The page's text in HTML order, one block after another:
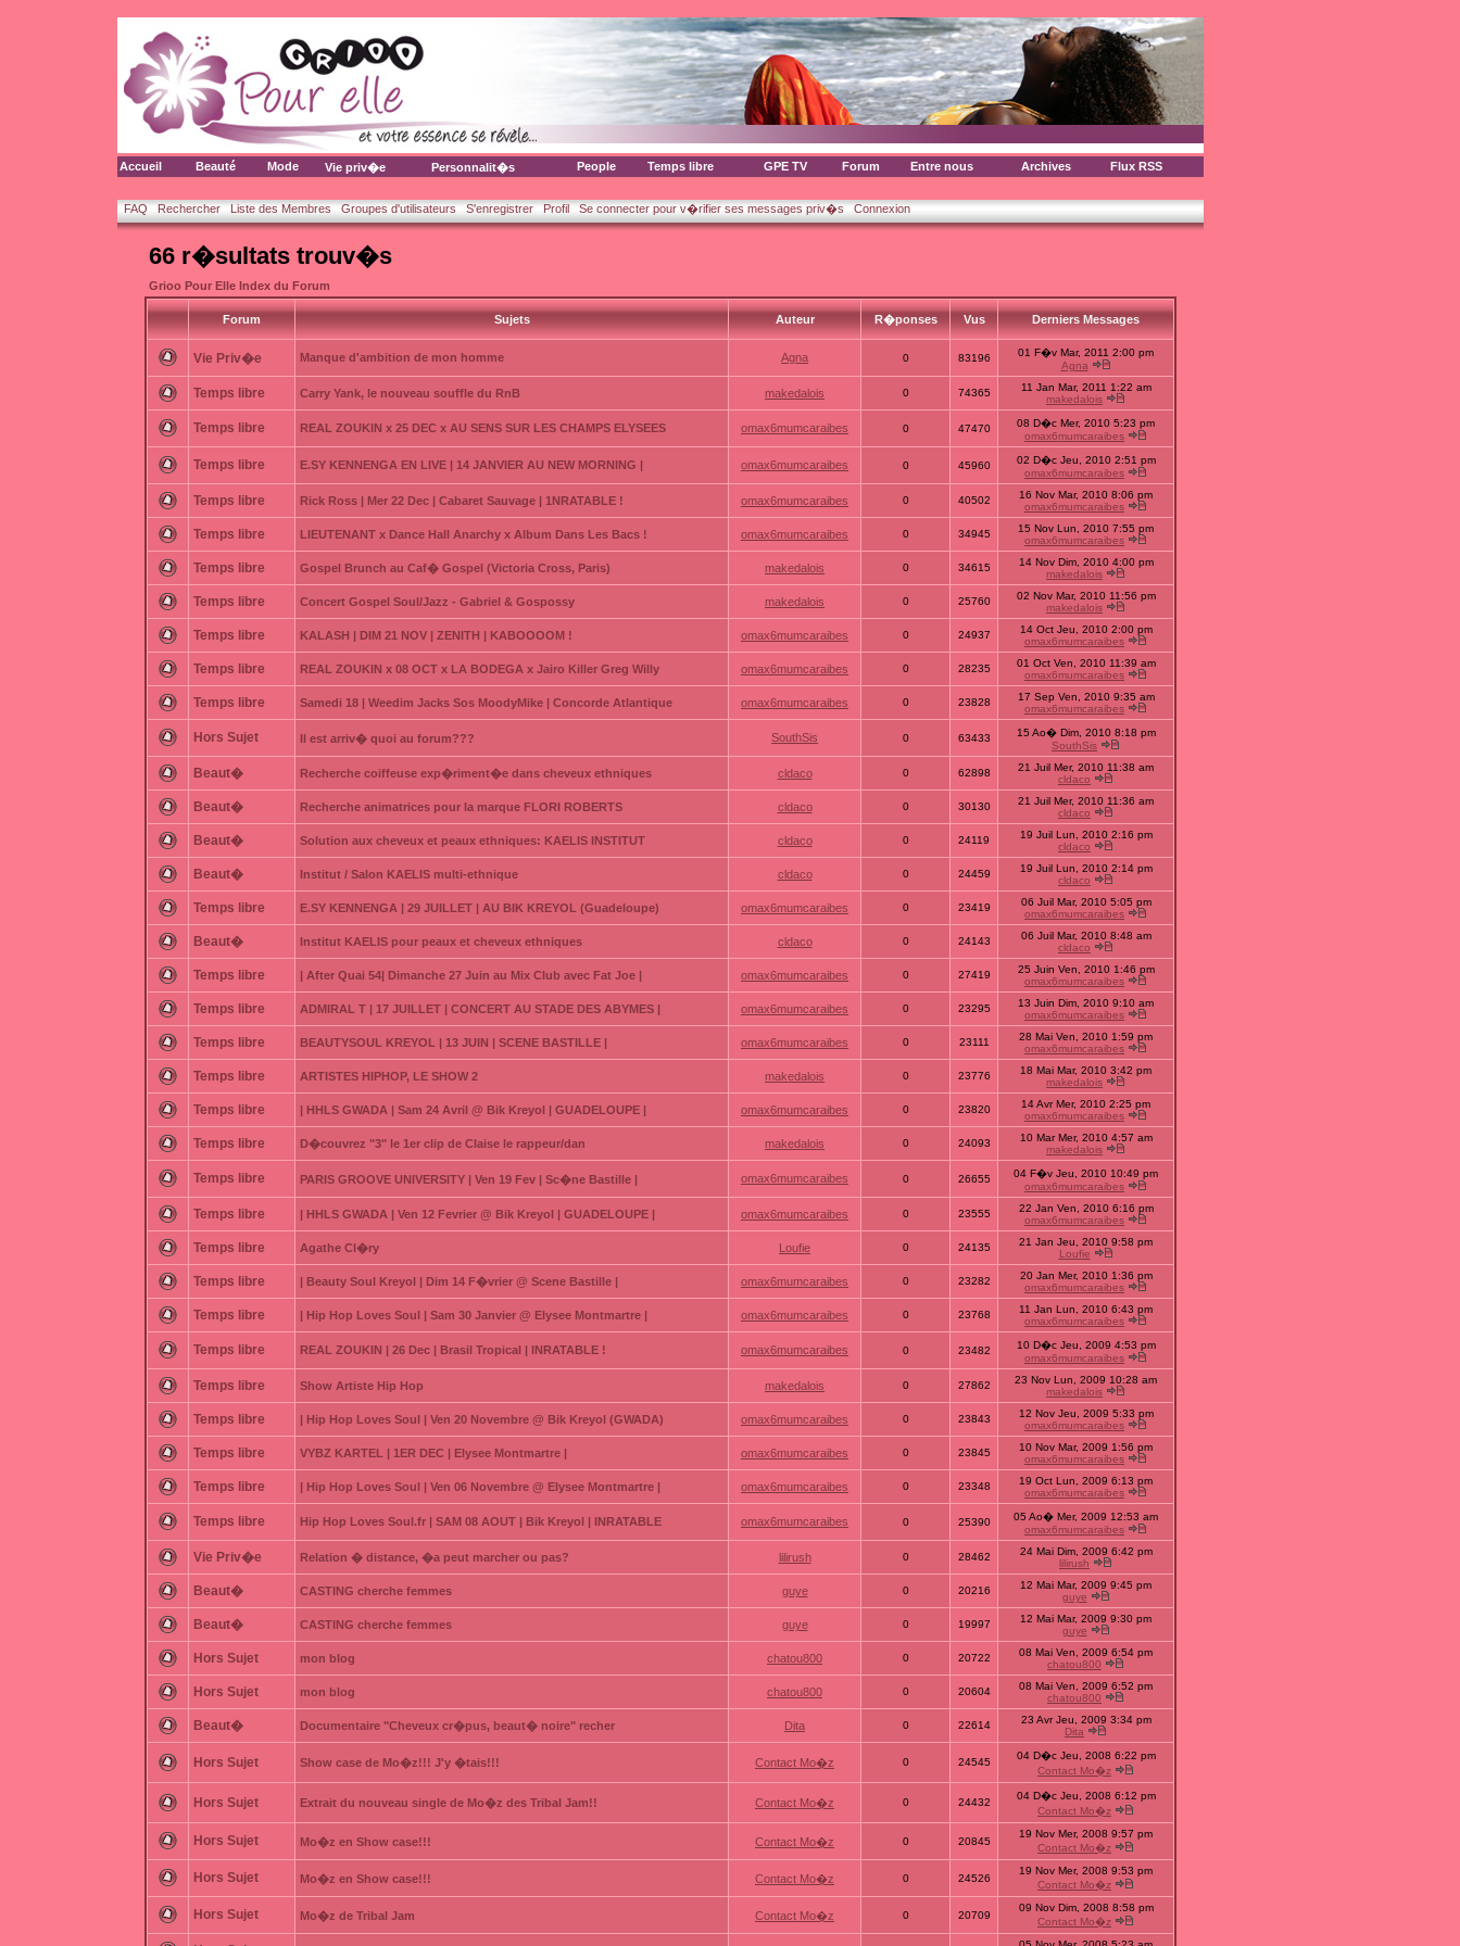
Accueil Beauté Mode Vie priv�e Personnalit�s People Temps libre GPE TV Forum Entre nous Archives Flux RSS
FAQ Rechercher Liste des Membres Groupes d'utilisateurs S'enregistrer Profil Se connecter pour v�rifier ses messages priv�s Connexion
66 r�sultats trouv�s
Grioo Pour Elle Index du Forum
Forum Sujets Auteur R�ponses Vus Derniers Messages
Vie Priv�e Manque d'ambition de mon homme Agna 0 83196
01 F�v Mar, 2011 2:00 pm
Agna
Temps libre Carry Yank, le nouveau souffle du RnB makedalois 0 74365
11 Jan Mar, 2011 1:22 am
makedalois
Temps libre REAL ZOUKIN x 25 DEC x AU SENS SUR LES CHAMPS ELYSEES omax6mumcaraibes 0 47470
08 D�c Mer, 2010 5:23 pm
omax6mumcaraibes
Temps libre E.SY KENNENGA EN LIVE | 14 JANVIER AU NEW MORNING | omax6mumcaraibes 0 45960
02 D�c Jeu, 2010 2:51 pm
omax6mumcaraibes
Temps libre Rick Ross | Mer 22 Dec | Cabaret Sauvage | 1NRATABLE ! omax6mumcaraibes 0 40502
16 Nov Mar, 2010 8:06 pm
omax6mumcaraibes
Temps libre LIEUTENANT x Dance Hall Anarchy x Album Dans Les Bacs ! omax6mumcaraibes 0 34945
15 Nov Lun, 2010 7:55 pm
omax6mumcaraibes
Temps libre Gospel Brunch au Caf� Gospel (Victoria Cross, Paris) makedalois 0 34615
14 Nov Dim, 2010 4:00 pm
makedalois
Temps libre Concert Gospel Soul/Jazz - Gabriel & Gospossy makedalois 0 25760
02 Nov Mar, 2010 11:56 pm
makedalois
Temps libre KALASH | DIM 21 NOV | ZENITH | KABOOOOM ! omax6mumcaraibes 0 24937
14 Oct Jeu, 2010 2:00 pm
omax6mumcaraibes
Temps libre REAL ZOUKIN x 08 OCT x LA BODEGA x Jairo Killer Greg Willy omax6mumcaraibes 0 28235
01 Oct Ven, 2010 11:39 am
omax6mumcaraibes
Temps libre Samedi 18 | Weedim Jacks Sos MoodyMike | Concorde Atlantique omax6mumcaraibes 0 23828
17 Sep Ven, 2010 9:35 am
omax6mumcaraibes
Hors Sujet Il est arriv� quoi au forum??? SouthSis 0 63433
15 Ao� Dim, 2010 8:18 pm
SouthSis
Beaut� Recherche coiffeuse exp�riment�e dans cheveux ethniques cldaco 0 62898
21 Juil Mer, 2010 11:38 am
cldaco
Beaut� Recherche animatrices pour la marque FLORI ROBERTS cldaco 0 30130
21 Juil Mer, 2010 11:36 am
cldaco
Beaut� Solution aux cheveux et peaux ethniques: KAELIS INSTITUT cldaco 0 24119
19 Juil Lun, 2010 2:16 pm
cldaco
Beaut� Institut / Salon KAELIS multi-ethnique cldaco 0 24459
19 Juil Lun, 2010 2:14 pm
cldaco
Temps libre E.SY KENNENGA | 29 JUILLET | AU BIK KREYOL (Guadeloupe) omax6mumcaraibes 0 23419
06 Juil Mar, 2010 5:05 pm
omax6mumcaraibes
Beaut� Institut KAELIS pour peaux et cheveux ethniques cldaco 0 24143
06 Juil Mar, 2010 8:48 am
cldaco
Temps libre | After Quai 54| Dimanche 27 Juin au Mix Club avec Fat Joe | omax6mumcaraibes 0 27419
25 Juin Ven, 2010 1:46 pm
omax6mumcaraibes
Temps libre ADMIRAL T | 17 JUILLET | CONCERT AU STADE DES ABYMES | omax6mumcaraibes 0 23295
13 Juin Dim, 2010 9:10 am
omax6mumcaraibes
Temps libre BEAUTYSOUL KREYOL | 13 JUIN | SCENE BASTILLE | omax6mumcaraibes 0 23111
28 Mai Ven, 2010 1:59 pm
omax6mumcaraibes
Temps libre ARTISTES HIPHOP, LE SHOW 2 makedalois 0 23776
18 Mai Mar, 2010 3:42 pm
makedalois
Temps libre | HHLS GWADA | Sam 24 Avril @ Bik Kreyol | GUADELOUPE | omax6mumcaraibes 0 23820
14 Avr Mer, 2010 2:25 pm
omax6mumcaraibes
Temps libre D�couvrez "3" le 1er clip de Claise le rappeur/dan makedalois 0 24093
10 Mar Mer, 2010 4:57 am
makedalois
Temps libre PARIS GROOVE UNIVERSITY | Ven 19 Fev | Sc�ne Bastille | omax6mumcaraibes 0 26655
04 F�v Jeu, 2010 10:49 pm
omax6mumcaraibes
Temps libre | HHLS GWADA | Ven 12 Fevrier @ Bik Kreyol | GUADELOUPE | omax6mumcaraibes 0 23555
22 Jan Ven, 2010 6:16 pm
omax6mumcaraibes
Temps libre Agathe Cl�ry Loufie 0 24135
21 Jan Jeu, 2010 9:58 pm
Loufie
Temps libre | Beauty Soul Kreyol | Dim 14 F�vrier @ Scene Bastille | omax6mumcaraibes 0 23282
20 Jan Mer, 2010 1:36 pm
omax6mumcaraibes
Temps libre | Hip Hop Loves Soul | Sam 30 Janvier @ Elysee Montmartre | omax6mumcaraibes 0 23768
11 Jan Lun, 2010 6:43 pm
omax6mumcaraibes
Temps libre REAL ZOUKIN | 26 Dec | Brasil Tropical | INRATABLE ! omax6mumcaraibes 0 23482
10 D�c Jeu, 2009 4:53 pm
omax6mumcaraibes
Temps libre Show Artiste Hip Hop makedalois 0 27862
23 Nov Lun, 2009 10:28 am
makedalois
Temps libre | Hip Hop Loves Soul | Ven 20 Novembre @ Bik Kreyol (GWADA) omax6mumcaraibes 0 23843
12 Nov Jeu, 2009 5:33 pm
omax6mumcaraibes
Temps libre VYBZ KARTEL | 1ER DEC | Elysee Montmartre | omax6mumcaraibes 0 23845
10 Nov Mar, 2009 1:56 pm
omax6mumcaraibes
Temps libre | Hip Hop Loves Soul | Ven 06 Novembre @ Elysee Montmartre | omax6mumcaraibes 0 23348
19 Oct Lun, 2009 6:13 pm
omax6mumcaraibes
Temps libre Hip Hop Loves Soul.fr | SAM 08 AOUT | Bik Kreyol | INRATABLE omax6mumcaraibes 0 25390
05 Ao� Mer, 2009 12:53 am
omax6mumcaraibes
Vie Priv�e Relation � distance, �a peut marcher ou pas? lilirush 0 28462
24 Mai Dim, 2009 6:42 pm
lilirush
Beaut� CASTING cherche femmes guye 0 20216
12 Mai Mar, 2009 9:45 pm
guye
Beaut� CASTING cherche femmes guye 0 19997
12 Mai Mar, 2009 9:30 pm
guye
Hors Sujet mon blog chatou800 0 20722
08 Mai Ven, 2009 6:54 pm
chatou800
Hors Sujet mon blog chatou800 0 20604
08 Mai Ven, 2009 6:52 pm
chatou800
Beaut� Documentaire "Cheveux cr�pus, beaut� noire" recher Dita 0 22614
23 Avr Jeu, 2009 3:34 pm
Dita
Hors Sujet Show case de Mo�z!!! J'y �tais!!! Contact Mo�z 0 24545
04 D�c Jeu, 2008 6:22 pm
Contact Mo�z
Hors Sujet Extrait du nouveau single de Mo�z des Tribal Jam!! Contact Mo�z 0 24432
04 D�c Jeu, 2008 6:12 pm
Contact Mo�z
Hors Sujet Mo�z en Show case!!! Contact Mo�z 0 20845
19 Nov Mer, 2008 9:57 pm
Contact Mo�z
Hors Sujet Mo�z en Show case!!! Contact Mo�z 0 24526
19 Nov Mer, 2008 9:53 pm
Contact Mo�z
Hors Sujet Mo�z de Tribal Jam Contact Mo�z 0 20709
09 Nov Dim, 2008 8:58 pm
Contact Mo�z